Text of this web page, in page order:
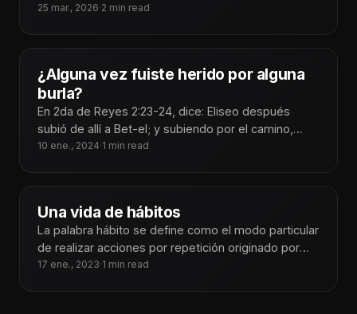
Jesús venció
25 mar., 2026·2 min read
¿Alguna vez fuiste herido por alguna
burla?
En 2da de Reyes 2:23-24, dice: Eliseo después
subió de allí a Bet-el; y subiendo por el camino,
salieron
10 ene., 2024·1 min read
Una vida de hábitos
La palabra hábito se define como el modo particular
de realizar acciones por repetición originado por
tendencias instintivas, traducido a
17 ene., 2023·1 min read